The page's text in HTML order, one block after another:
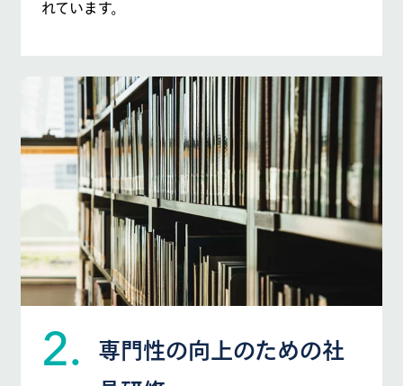
れています。
2.
専門性の向上のための社